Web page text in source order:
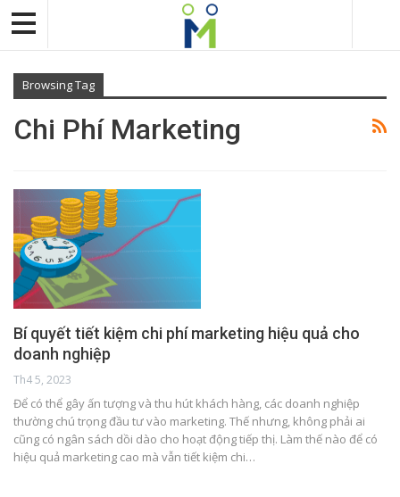
Browsing Tag
Chi Phí Marketing
Bí quyết tiết kiệm chi phí marketing hiệu quả cho
doanh nghiệp
Th4 5, 2023
Để có thể gây ấn tượng và thu hút khách hàng, các doanh nghiệp
thường chú trọng đầu tư vào marketing. Thế nhưng, không phải ai
cũng có ngân sách dồi dào cho hoạt động tiếp thị. Làm thế nào để có
hiệu quả marketing cao mà vẫn tiết kiệm chi…